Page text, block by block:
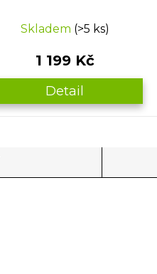
Skladem (>5 ks)
1 199 Kč
Detail